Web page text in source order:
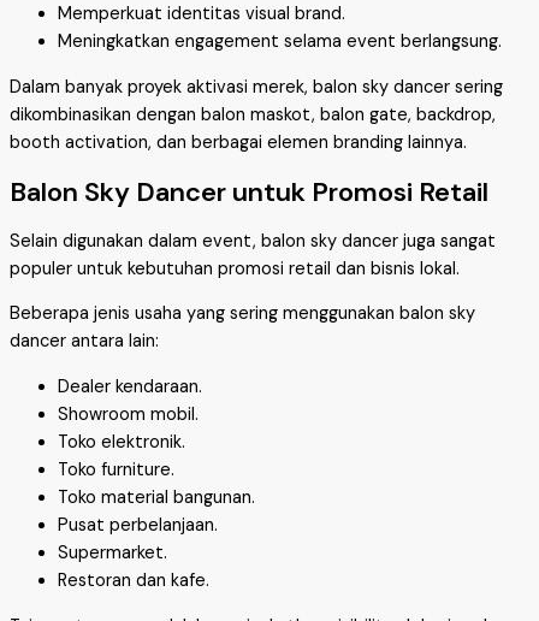
Memperkuat identitas visual brand.
Meningkatkan engagement selama event berlangsung.
Dalam banyak proyek aktivasi merek, balon sky dancer sering
dikombinasikan dengan balon maskot, balon gate, backdrop,
booth activation, dan berbagai elemen branding lainnya.
Balon Sky Dancer untuk Promosi Retail
Selain digunakan dalam event, balon sky dancer juga sangat
populer untuk kebutuhan promosi retail dan bisnis lokal.
Beberapa jenis usaha yang sering menggunakan balon sky
dancer antara lain:
Dealer kendaraan.
Showroom mobil.
Toko elektronik.
Toko furniture.
Toko material bangunan.
Pusat perbelanjaan.
Supermarket.
Restoran dan kafe.